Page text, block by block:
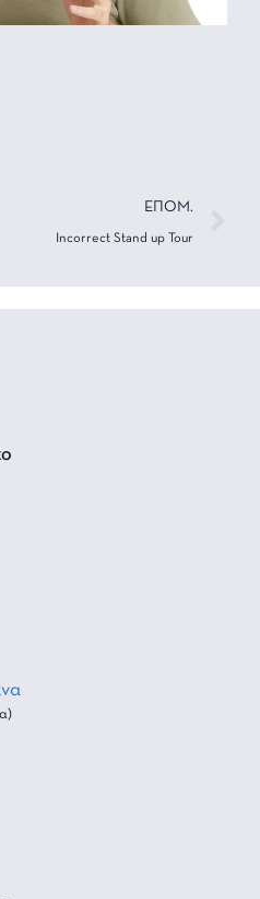
ΕΠΟΜ.
Incorrect Stand up Tour